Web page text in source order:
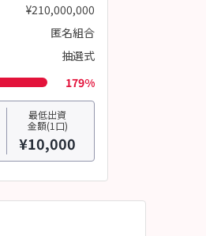
¥210,000,000
匿名組合
抽選式
179%
最低出資
金額(1口)
¥10,000